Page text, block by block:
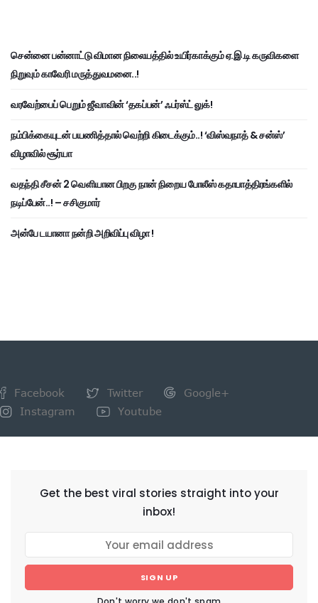
சென்னை பன்னாட்டு விமான நிலையத்தில் உயிர்காக்கும் ஏ.இ.டி கருவிகளை
நிறுவும் காவேரி மருத்துவமனை..!
வரவேற்பைப் பெறும் ஜீவாவின் ‘தகப்பன்’ ஃபர்ஸ்ட் லுக்!
நம்பிக்கையுடன் பயணித்தால் வெற்றி கிடைக்கும்..! ‘விஸ்வநாத் & சன்ஸ்’
விழாவில் சூர்யா
வதந்தி சீசன் 2 வெளியான பிறகு நான் நிறைய போலீஸ் கதாபாத்திரங்களில்
நடிப்பேன்..! – சசிகுமார்
அன்பே டயானா நன்றி அறிவிப்பு விழா !
Facebook Twitter
Google+
Instagram
Youtube
Get the best viral stories straight into your
inbox!
SIGN UP